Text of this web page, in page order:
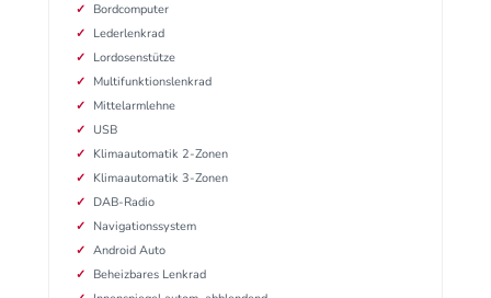
Bordcomputer
Lederlenkrad
Lordosenstütze
Multifunktionslenkrad
Mittelarmlehne
USB
Klimaautomatik 2-Zonen
Klimaautomatik 3-Zonen
DAB-Radio
Navigationssystem
Android Auto
Beheizbares Lenkrad